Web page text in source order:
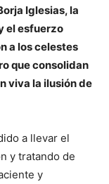
Iglesias, la
el esfuerzo
a los celestes
que consolidan
viva la ilusión de
a llevar el
y tratando de
y